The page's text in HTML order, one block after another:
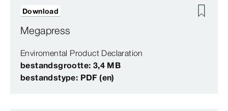
Megapress
Enviromental Product Declaration
bestandsgrootte: 3,4 MB
bestandstype: PDF (en)
Download